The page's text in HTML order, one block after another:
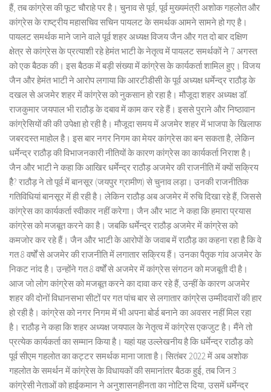
हैं, तब कांग्रेस की फूट चौराहे पर है। चुनाव से पूर्व, पूर्व मुख्यमंत्री अशोक गहलोत और
कांग्रेस के राष्ट्रीय महासचिव सचिन पायलट के समर्थक आमने सामने हो गए है।
पायलट समर्थक माने जाने वाले पूर्व शहर अध्यक्ष विजय जैन और गत दो बार दक्षिण
क्षेत्र से कांग्रेस के प्रत्याशी रहे हेमंत भाटी के नेतृत्व में पायलट समर्थकों ने 7 अगस्त
को एक बैठक की। इस बैठक में बड़ी संख्या में कांग्रेस के कार्यकर्ता शामिल हुए। विजय
जैन और हेमंत भाटी ने आरोप लगाया कि आरटीडीसी के पूर्व अध्यक्ष धर्मेन्द्र राठौड़ के
दखल से अजमेर शहर में कांग्रेस को नुकसान हो रहा है। मौजूदा शहर अध्यक्ष डॉ.
राजकुमार जयपाल भी राठौड़ के दबाव में काम कर रहे हैं। इससे पुराने और निष्ठावान
कांग्रेसियों की की उपेक्षा हो रही है। मौजूदा समय में अजमेर शहर में भाजपा के खिलाफ
जबरदस्त माहोल है। इस बार नगर निगम का मेयर कांग्रेस का बन सकता है, लेकिन
धर्मेन्द्र राठौड़ की विभाजनकारी नीतियों के कारण कांग्रेस का कार्यकर्ता निराश है।
जैन और भाटी ने कहा कि आखिर धर्मेन्द्र राठौड़ अजमेर की राजनीति में क्यों सक्रिय
हैै? राठौड़ ने तो पूर्व में बानसूर (जयपुर ग्रामीण) से चुनाव लड़ा। उनकी राजनीतिक
गतिविधियां बानसूर में ही रही है। लेकिन राठौड़ अब अजमेर में रुचि दिखा रहे हैं, जिससे
कांग्रेस का कार्यकर्ता स्वीकार नहीं करेगा। जैन और भाट ने कहा कि हमारा प्रयास
कांग्रेस को मजबूत करने का है। जबकि धर्मेन्द्र राठौड़ अजमेर में कांग्रेस को
कमजोर कर रहे हैं। जैन और भाटी के आरोपों के जवाब में राठौड़ का कहना रहा है कि वे
गत 8 वर्षों से अजमेर की राजनीति में लगातार सक्रिय हैं। उनका पैतृक गांव अजमेर के
निकट नांद है। उन्होंने गत 8 वर्षों से अजमेर में कांग्रेस संगठन को मजबूती दी है।
आज जो लोग कांग्रेस को मजबूत करने का दावा कर रहे हैं, उन्हीं के कारण अजमेर
शहर की दोनों विधानसभा सीटों पर गत पांच बार से लगातार कांग्रेस उम्मीदवारों की हार
हो रही है। कांग्रेस को नगर निगम में भी अपना बोर्ड बनाने का अवसर नहीं मिल रहा
है। राठौड़ ने कहा कि शहर अध्यक्ष जयपाल के नेतृत्व में कांग्रेस एकजुट है। मैंने तो
प्रत्येक कार्यकर्ता का सम्मान किया है। यहां यह उल्लेखनीय है कि धर्मेन्द्र राठौड़ को
पूर्व सीएम गहलोत का कट्टर समर्थक माना जाता है। सितंबर 2022 में अब अशोक
गहलोत के समर्थन में कांग्रेस के विधायकों की समानांतर बैठक हुई, तब जिन 3
कांग्रेसी नेताओं को हाईकमान ने अनुशासनहीनता का नोटिस दिया, उसमें धर्मेन्द्र